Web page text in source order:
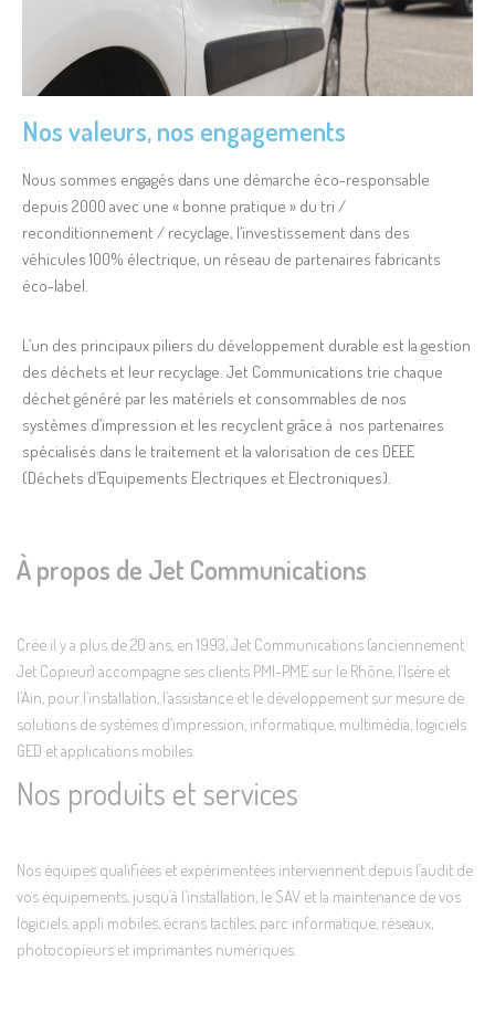
Nos valeurs, nos engagements
Nous sommes engagés dans une démarche éco-responsable
depuis 2000 avec une « bonne pratique » du tri /
reconditionnement / recyclage, l’investissement dans des
véhicules 100% électrique, un réseau de partenaires fabricants
éco-label.
L’un des principaux piliers du développement durable est la gestion
des déchets et leur recyclage. Jet Communications trie chaque
déchet généré par les matériels et consommables de nos
systèmes d’impression et les recyclent grâce à nos partenaires
spécialisés dans le traitement et la valorisation de ces DEEE
(Déchets d’Equipements Electriques et Electroniques).
À propos de Jet Communications
Crée il y a plus de 20 ans, en 1993, Jet Communications (anciennement
Jet Copieur) accompagne ses clients PMI-PME sur le Rhône, l’Isère et
l’Ain, pour l’installation, l’assistance et le développement sur mesure de
solutions de systèmes d’impression, informatique, multimédia, logiciels
GED et applications mobiles.
Nos produits et services
Nos équipes qualifiées et expérimentées interviennent depuis l’audit de
vos équipements, jusqu’à l’installation, le SAV et la maintenance de vos
logiciels, appli mobiles, écrans tactiles, parc informatique, réseaux,
photocopieurs et imprimantes numériques.